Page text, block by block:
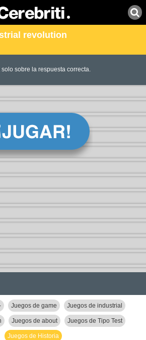
revolution
solo sobre la respuesta correcta.
Juegos de game Juegos de industrial
Juegos de about Juegos de Tipo Test
Juegos de Historia